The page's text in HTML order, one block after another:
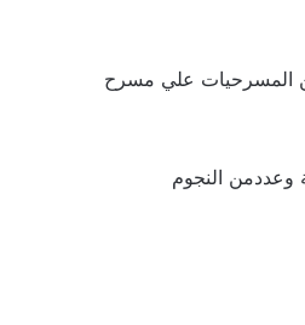
من المسرحيات علي مسرح
وعددمن النجوم